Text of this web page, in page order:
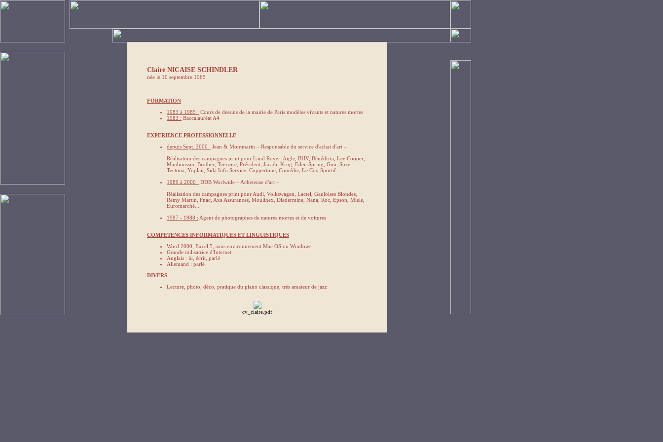
Claire NICAISE SCHINDLER
née le 10 septembre 1965
FORMATION
1983 à 1985 : Cours de dessins de la mairie de Paris modèles vivants et natures mortes
1983 : Baccalauréat A4
EXPERIENCE PROFESSIONNELLE
depuis Sept. 2000 : Jean & Montmarin – Responsable du service d'achat d'art –
Réalisation des campagnes print pour Land Rover, Aigle, BHV, Bénédicta, Lee Cooper,
Mauboussin, Brother, Teisseire, Président, Jacadi, Krug, Eden Spring, Gini, Suze,
Tectona, Yoplait, Sida Info Service, Coppertone, Comédie, Le Coq Sportif...
1989 à 2000 : DDB Worlwide – Acheteuse d'art –
Réalisation des campagnes print pour Audi, Volkswagen, Lactel, Gauloises Blondes,
Remy Martin, Fnac, Axa Assurances, Moulinex, Diadermine, Nana, Roc, Epson, Miele,
Euromarché...
1987 - 1988 : Agent de photographes de natures mortes et de voitures
COMPETENCES INFORMATIQUES ET LINGUISTIQUES
Word 2000, Excel 5, sous environnement Mac OS ou Windows
Grande utilisatrice d'Internet
Anglais : lu, écrit, parlé
Allemand : parlé
DIVERS
Lecture, photo, déco, pratique du piano classique, très amateur de jazz
cv_claire.pdf